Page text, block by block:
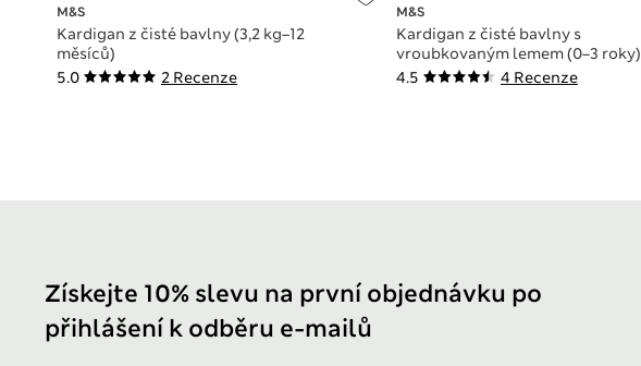
5.0 2 Recenze
M&S
Kardigan z čisté bavlny (3,2 kg–12
měsíců)
4.5 4 Recenze
M&S
Kardigan z čisté bavlny s
vroubkovaným lemem (0–3 roky)
Získejte 10% slevu na první objednávku po
přihlášení k odběru e-mailů